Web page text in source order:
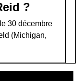
?
30 décembre
(Michigan,